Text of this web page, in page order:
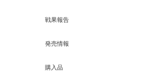
戦果報告
発売情報
購入品